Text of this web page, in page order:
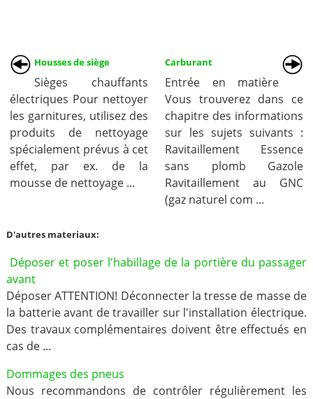
Housses de siège
Sièges chauffants
électriques Pour nettoyer
les garnitures, utilisez des
produits de nettoyage
spécialement prévus à cet
effet, par ex. de la
mousse de nettoyage ...
Carburant
Entrée en matière
Vous trouverez dans ce
chapitre des informations
sur les sujets suivants :
Ravitaillement Essence
sans plomb Gazole
Ravitaillement au GNC
(gaz naturel com ...
D'autres materiaux:
Déposer et poser l'habillage de la portière du passager
avant
Déposer ATTENTION! Déconnecter la tresse de masse de
la batterie avant de travailler sur l'installation électrique.
Des travaux complémentaires doivent être effectués en
cas de ...
Dommages des pneus
Nous recommandons de contrôler régulièrement les